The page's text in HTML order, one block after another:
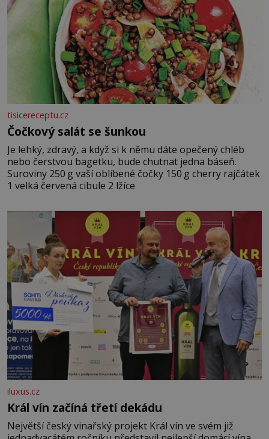
tisicereceptu.cz
Čočkový salát se šunkou
Je lehký, zdravý, a když si k němu dáte opečený chléb
nebo čerstvou bagetku, bude chutnat jedna báseň.
Suroviny 250 g vaší oblíbené čočky 150 g cherry rajčátek
1 velká červená cibule 2 lžíce
iluxus.cz
Král vín začíná třetí dekádu
Největší český vinařský projekt Král vín ve svém již